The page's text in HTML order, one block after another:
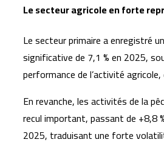
Le secteur agricole en forte
Le secteur primaire a enregistré
significative de 7,1 % en 2025,
performance de l’activité agricole,
En revanche, les activités de la
recul important, passant de +8,8
2025, traduisant une forte